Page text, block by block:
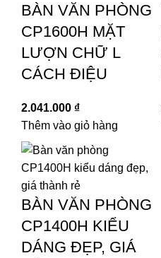
BÀN VĂN PHÒNG
CP1600H MẶT
LƯỢN CHỮ L
CÁCH ĐIỆU
2.041.000 ₫
Thêm vào giỏ hàng
BÀN VĂN PHÒNG
CP1400H KIỂU
DÁNG ĐẸP, GIÁ